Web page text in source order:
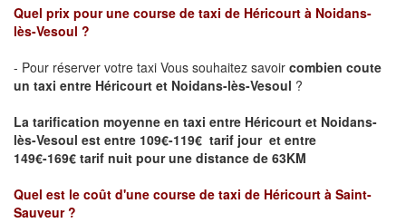
Quel prix pour une course de taxi de Héricourt à Noidans-
lès-Vesoul ?
- Pour réserver votre taxi Vous souhaitez savoir combien coute
un taxi entre Héricourt et Noidans-lès-Vesoul ?
La tarification moyenne en taxi entre Héricourt et Noidans-
lès-Vesoul est entre 109€-119€ tarif jour et entre
149€-169€ tarif nuit pour une distance de 63KM
Quel est le coût d'une course de taxi de Héricourt à Saint-
Sauveur ?